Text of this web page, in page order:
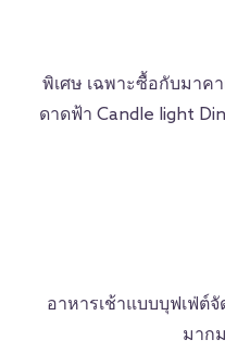
พิเศษ เฉพาะซื้อกับมาค
ดาดฟ้า Candle light
อาหารเช้าแบบบุฟเฟ่ต์
มาก